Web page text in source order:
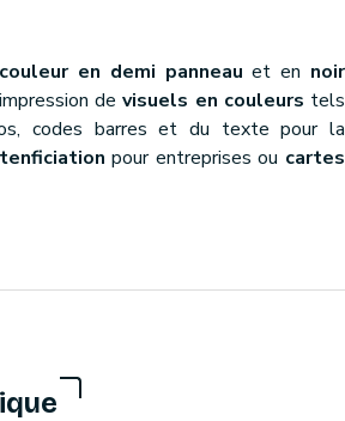
couleur en demi panneau et en noir
devisuels en couleurs tels
codes barres et du texte pour la
pour entreprises ou cartes